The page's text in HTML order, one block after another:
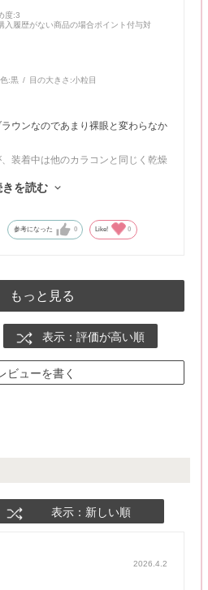
度:3
履歴がない商品の場合ポイント付与対
:黒 目の大きさ:小粒目
ウンなのであまり裸眼と変わらなか
装着中は他のカラコンと同じく乾燥
の目の痛みや乾燥を感じなかったの
きを読む
参考になった 0 Like! 0
もっと見る
表示：評価が高い順
ビューを書く
表示：新しい順
2026.4.2